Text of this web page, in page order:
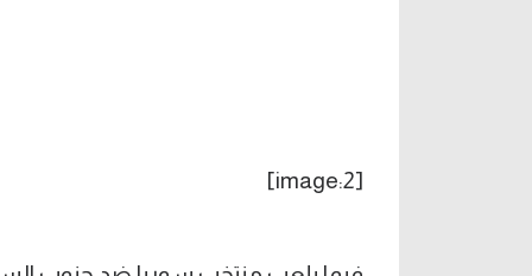
[image:2]